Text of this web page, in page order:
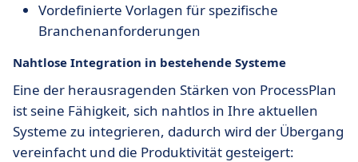
Vordefinierte Vorlagen für spezifische
Branchenanforderungen
Nahtlose Integration in bestehende Systeme
Eine der herausragenden Stärken von ProcessPlan
ist seine Fähigkeit, sich nahtlos in Ihre aktuellen
Systeme zu integrieren, dadurch wird der Übergang
vereinfacht und die Produktivität gesteigert: